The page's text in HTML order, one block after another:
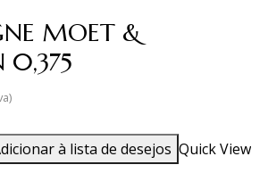
MOET &
0,375
à lista de desejos Quick View